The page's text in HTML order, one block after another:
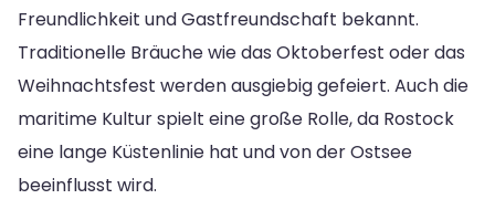
Freundlichkeit und Gastfreundschaft bekannt.
Traditionelle Bräuche wie das Oktoberfest oder das
Weihnachtsfest werden ausgiebig gefeiert. Auch die
maritime Kultur spielt eine große Rolle, da Rostock
eine lange Küstenlinie hat und von der Ostsee
beeinflusst wird.